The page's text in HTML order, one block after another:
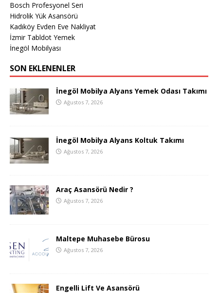
Bosch Profesyonel Seri
Hidrolik Yük Asansörü
Kadıköy Evden Eve Nakliyat
İzmir Tabldot Yemek
İnegöl Mobilyası
SON EKLENENLER
İnegöl Mobilya Alyans Yemek Odası Takımı
Ağustos 7, 2026
İnegöl Mobilya Alyans Koltuk Takımı
Ağustos 7, 2026
Araç Asansörü Nedir ?
Ağustos 7, 2026
Maltepe Muhasebe Bürosu
Ağustos 7, 2026
Engelli Lift Ve Asansörü